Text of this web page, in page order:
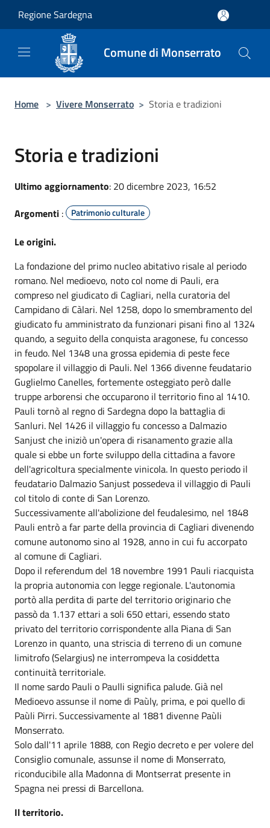
Regione Sardegna
Comune di Monserrato
Home > Vivere Monserrato > Storia e tradizioni
Storia e tradizioni
Ultimo aggiornamento: 20 dicembre 2023, 16:52
Argomenti : Patrimonio culturale
Le origini.
La fondazione del primo nucleo abitativo risale al periodo
romano. Nel medioevo, noto col nome di Pauli, era
compreso nel giudicato di Cagliari, nella curatoria del
Campidano di Càlari. Nel 1258, dopo lo smembramento del
giudicato fu amministrato da funzionari pisani fino al 1324
quando, a seguito della conquista aragonese, fu concesso
in feudo. Nel 1348 una grossa epidemia di peste fece
spopolare il villaggio di Pauli. Nel 1366 divenne feudatario
Guglielmo Canelles, fortemente osteggiato però dalle
truppe arborensi che occuparono il territorio fino al 1410.
Pauli tornò al regno di Sardegna dopo la battaglia di
Sanluri. Nel 1426 il villaggio fu concesso a Dalmazio
Sanjust che iniziò un'opera di risanamento grazie alla
quale si ebbe un forte sviluppo della cittadina a favore
dell'agricoltura specialmente vinicola. In questo periodo il
feudatario Dalmazio Sanjust possedeva il villaggio di Pauli
col titolo di conte di San Lorenzo.
Successivamente all'abolizione del feudalesimo, nel 1848
Pauli entrò a far parte della provincia di Cagliari divenendo
comune autonomo sino al 1928, anno in cui fu accorpato
al comune di Cagliari.
Dopo il referendum del 18 novembre 1991 Pauli riacquista
la propria autonomia con legge regionale. L'autonomia
portò alla perdita di parte del territorio originario che
passò da 1.137 ettari a soli 650 ettari, essendo stato
privato del territorio corrispondente alla Piana di San
Lorenzo in quanto, una striscia di terreno di un comune
limitrofo (Selargius) ne interrompeva la cosiddetta
continuità territoriale.
Il nome sardo Pauli o Paulli significa palude. Già nel
Medioevo assunse il nome di Paùly, prima, e poi quello di
Paùli Pirri. Successivamente al 1881 divenne Paùli
Monserrato.
Solo dall'11 aprile 1888, con Regio decreto e per volere del
Consiglio comunale, assunse il nome di Monserrato,
riconducibile alla Madonna di Montserrat presente in
Spagna nei pressi di Barcellona.
Il territorio.